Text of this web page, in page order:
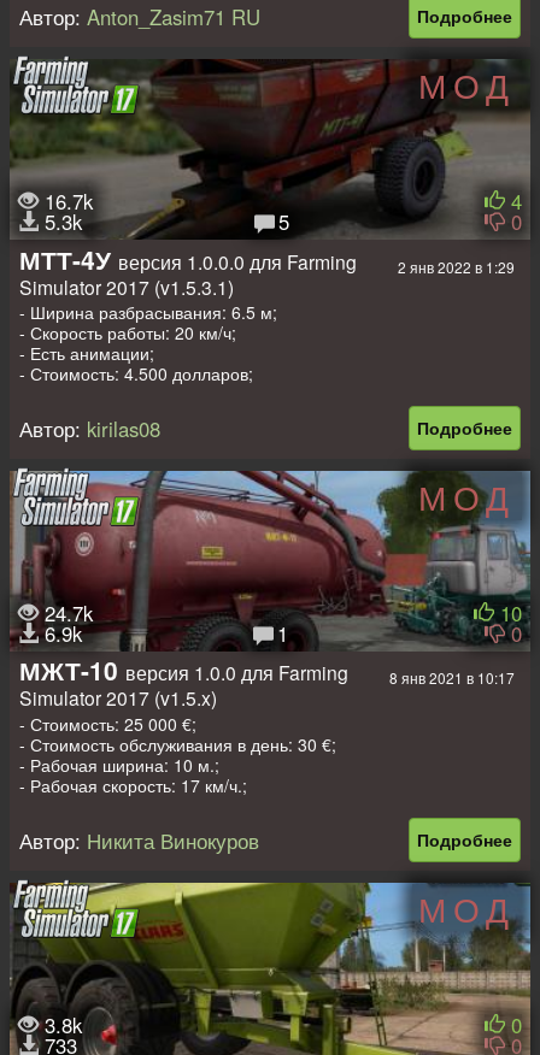
- Стоимость обслуживания в день: 95 €;
- Конфигурация опрыскивателя / разбрасывателя удобрений;
- Конфигурация колес;
- Анимированные приборы;
- Рабочая светотехника;
- Рабочее зеркало;
- Оставляет следы;
- Пачкается и моется;
- Рабочая ширина: 28,0 м.;
- Объем: 5 000 л.;
- IC управление.
Авторы: MishkaGammi, FS17: Anton_Zasim71 RU.
Подробнее
Автор: Anton_Zasim71 RU
МОД
16.7k
5.3k 5
4
0
2 янв 2022 в 1:29
МТТ-4У версия 1.0.0.0 для Farming
Simulator 2017 (v1.5.3.1)
- Ширина разбрасывания: 6.5 м;
- Скорость работы: 20 км/ч;
- Есть анимации;
- Стоимость: 4.500 долларов;
Подробнее
Автор: kirilas08
МОД
24.7k
6.9k 1
10
0
8 янв 2021 в 10:17
МЖТ-10 версия 1.0.0 для Farming
Simulator 2017 (v1.5.x)
- Стоимость: 25 000 €;
- Стоимость обслуживания в день: 30 €;
- Рабочая ширина: 10 м.;
- Рабочая скорость: 17 км/ч.;
- Выбор колес;
- Выбор номера/логотипа;
- Динамические шланги;
- Рабочая светотехника;
- Оставляет следы;
- Пачкается и моется.
Авторы: FSSA Modding Team, FS17: Никита Винокуров.
Подробнее
Автор: Никита Винокуров
МОД
3.8k
733
0
0